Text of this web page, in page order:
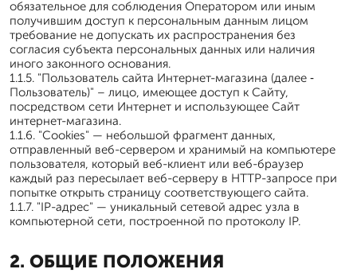
обязательное для соблюдения Оператором или иным
получившим доступ к персональным данным лицом
требование не допускать их распространения без
согласия субъекта персональных данных или наличия
иного законного основания.
1.1.5. "Пользователь сайта Интернет-магазина (далее ‑
Пользователь)" – лицо, имеющее доступ к Сайту,
посредством сети Интернет и использующее Сайт
интернет-магазина.
1.1.6. "Cookies" — небольшой фрагмент данных,
отправленный веб-сервером и хранимый на компьютере
пользователя, который веб-клиент или веб-браузер
каждый раз пересылает веб-серверу в HTTP-запросе при
попытке открыть страницу соответствующего сайта.
1.1.7. "IP-адрес" — уникальный сетевой адрес узла в
компьютерной сети, построенной по протоколу IP.
2. ОБЩИЕ ПОЛОЖЕНИЯ